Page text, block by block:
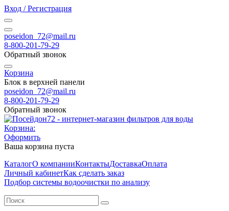
Вход / Регистрация
poseidon_72@mail.ru
8-800-201-79-29
Обратный звонок
Корзина
Блок в верхней панели
poseidon_72@mail.ru
8-800-201-79-29
Обратный звонок
Корзина:
Оформить
Ваша корзина пуста
КаталогО компанииКонтактыДоставкаОплата
Личный кабинетКак сделать заказ
Подбор системы водоочистки по анализу